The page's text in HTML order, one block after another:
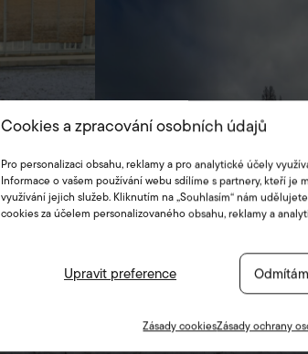
Cookies a zpracování osobních údajů
Pro personalizaci obsahu, reklamy a pro analytické účely
Informace o vašem používání webu sdílíme s partnery, kteří je
využívání jejich služeb. Kliknutím na „Souhlasím“ nám
cookies za účelem personalizovaného obsahu, reklamy a
Odmítám
Upravit preference
Zásady cookiesZásady ochrany